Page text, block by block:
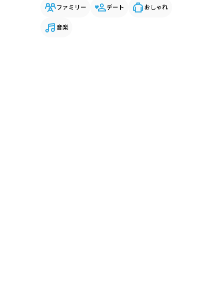
ファミリー デート おしゃれ
音楽